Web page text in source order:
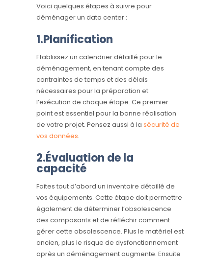
Voici quelques étapes à suivre pour
déménager un data center :
1.Planification
Etablissez un calendrier détaillé pour le
déménagement, en tenant compte des
contraintes de temps et des délais
nécessaires pour la préparation et
l’exécution de chaque étape. Ce premier
point est essentiel pour la bonne réalisation
de votre projet. Pensez aussi à la sécurité de
vos données.
2.Évaluation de la
capacité
Faites tout d’abord un inventaire détaillé de
vos équipements. Cette étape doit permettre
également de déterminer l’obsolescence
des composants et de réfléchir comment
gérer cette obsolescence. Plus le matériel est
ancien, plus le risque de dysfonctionnement
après un déménagement augmente. Ensuite